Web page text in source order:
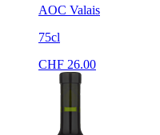
AOC Valais
75cl
CHF 26.00